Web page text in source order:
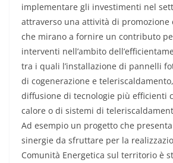
implementare gli investimenti nel
attraverso una attività di
che mirano a fornire un contributo
interventi nell’ambito
tra i quali l’installazione di pannelli
di cogenerazione e
diffusione di tecnologie più efficienti
calore o di sistemi di
Ad esempio un progetto che
sinergie da sfruttare per la
Comunità Energetica sul territorio è